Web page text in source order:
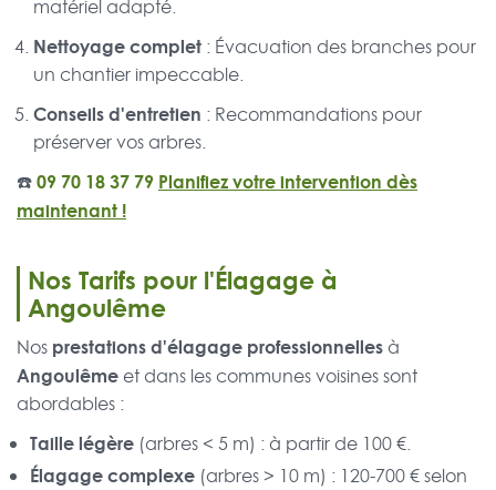
matériel adapté.
Nettoyage complet : Évacuation des branches pour
un chantier impeccable.
Conseils d'entretien : Recommandations pour
préserver vos arbres.
☎️09 70 18 37 79 Planifiez votre intervention dès
maintenant !
Nos Tarifs pour l'Élagage à
Angoulême
Nos prestations d'élagage professionnellesà
Angoulême et dans les communes voisines sont
abordables :
Taille légère (arbres < 5 m) : à partir de 100 €.
Élagage complexe (arbres > 10 m) : 120-700 € selon